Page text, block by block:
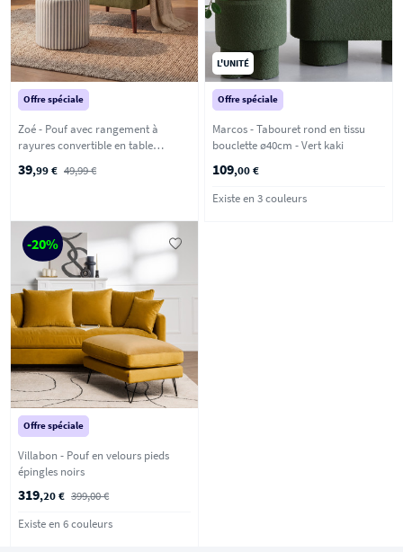
Offre spéciale
Zoé - Pouf avec rangement à
rayures convertible en table
39,99 € 49,99 €
L'UNITÉ
Offre spéciale
Marcos - Tabouret rond en tissu
bouclette ø40cm - Vert kaki
109,00 €
Existe en 3 couleurs
-20%
Offre spéciale
Villabon - Pouf en velours pieds
épingles noirs
319,20 € 399,00 €
Existe en 6 couleurs